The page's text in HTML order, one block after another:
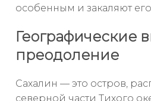
особенным и закаляют его
Географические
преодоление
Сахалин — это остров,
северной части Тихого